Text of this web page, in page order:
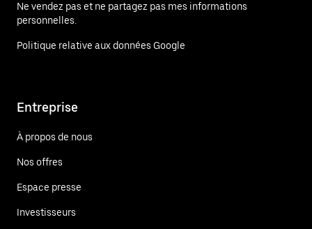
Ne vendez pas et ne partagez pas mes informations
personnelles.
Politique relative aux données Google
Entreprise
À propos de nous
Nos offres
Espace presse
Investisseurs